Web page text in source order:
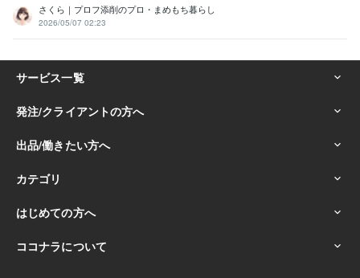
さくら｜プロフ添削のプロ・まめもち暮らし
2026/05/07 02:23